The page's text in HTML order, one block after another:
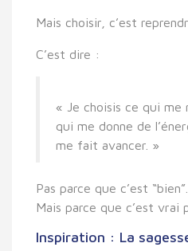
Mais choisir , c’est
C’est dire :
« Je choisis ce qui me
qui me donne de
me fait avancer. »
Pas parce que c’est “bien”.
Mais parce que c’est vrai
Inspiration : La